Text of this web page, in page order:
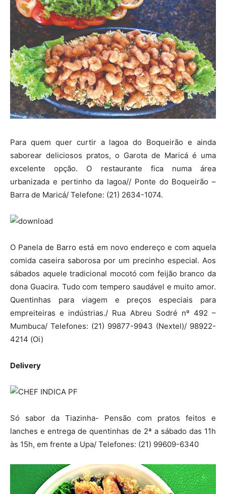
Para quem quer curtir a lagoa do Boqueirão e ainda
saborear deliciosos pratos, o Garota de Maricá é uma
excelente opção. O restaurante fica numa área
urbanizada e pertinho da lagoa// Ponte do Boqueirão –
Barra de Maricá/ Telefone: (21) 2634-1074.
O Panela de Barro está em novo endereço e com aquela
comida caseira saborosa por um precinho especial. Aos
sábados aquele tradicional mocotó com feijão branco da
dona Guacira. Tudo com tempero saudável e muito amor.
Quentinhas para viagem e preços especiais para
empreiteiras e indústrias./ Rua Abreu Sodré nº 492 –
Mumbuca/ Telefones: (21) 99877-9943 (Nextel)/ 98922-
4214 (Oi)
Delivery
Só sabor da Tiazinha- Pensão com pratos feitos e
lanches e entrega de quentinhas de 2ª a sábado das 11h
às 15h, em frente a Upa/ Telefones: (21) 99609-6340